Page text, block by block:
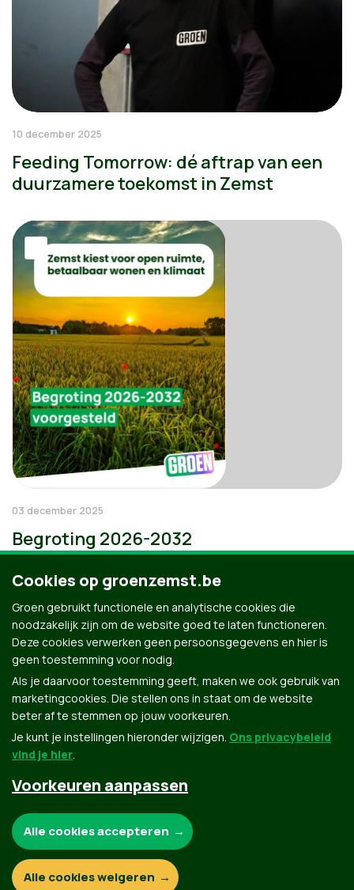
10 december 2025
Feeding Tomorrow: dé aftrap van een
duurzamere toekomst in Zemst
03 december 2025
Begroting 2026-2032
Groen.be
Contact Privacybeleid
Cookies op groenzemst.be
Groen gebruikt functionele en analytische cookies die
noodzakelijk zijn om de website goed te laten functioneren.
Deze cookies verwerken geen persoonsgegevens en hier is
geen toestemming voor nodig.
Als je daarvoor toestemming geeft, maken we ook gebruik van
marketingcookies. Die stellen ons in staat om de website
beter af te stemmen op jouw voorkeuren.
Je kunt je instellingen hieronder wijzigen. Ons privacybeleid
vind je hier.
Voorkeuren aanpassen
Functionele en analytische cookies:
Alle cookies accepteren
Alle cookies weigeren